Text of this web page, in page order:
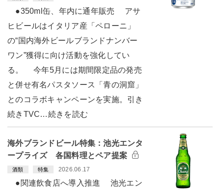
●350ml缶、年内に通年販売 アサ
ヒビールはイタリア産「ペローニ」
の“国内海外ビールブランドナンバー
ワン”獲得に向け活動を強化してい
る。 今年5月には期間限定品の発売
と併せ有名パスタソース「青の洞窟」
とのコラボキャンペーンを実施。引き
続きTVC…続きを読む
海外ブランドビール特集：池光エンタ
ープライズ 各国料理とペア提案
酒類 特集 2026.06.17
●関連飲食店へ導入推進 池光エン